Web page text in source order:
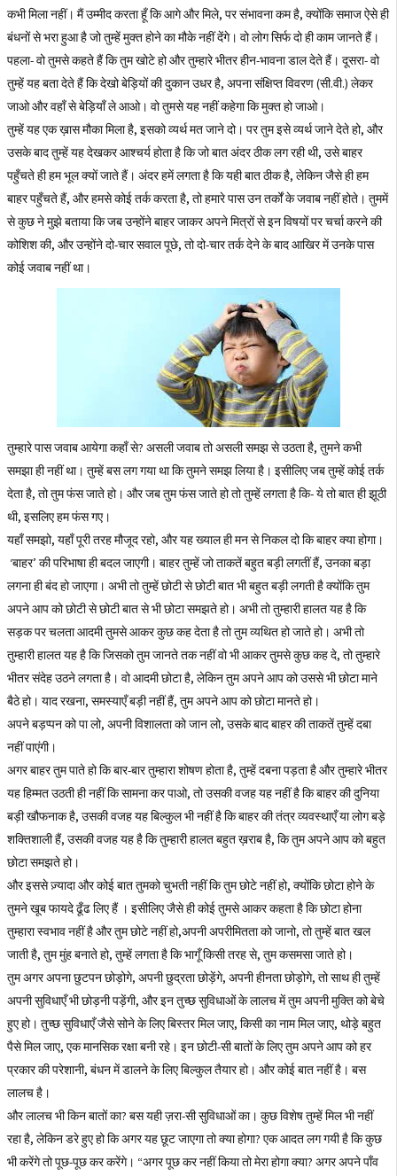
कभी मिला नहीं। मैं उम्मीद करता हूँ कि आगे और मिले, पर संभावना कम है, क्योंकि समाज ऐसे ही
बंधनों से भरा हुआ है जो तुम्हें मुक्त होने का मौके नहीं देंगे। वो लोग सिर्फ दो ही काम जानते हैं।
पहला- वो तुमसे कहते हैं कि तुम खोटे हो और तुम्हारे भीतर हीन-भावना डाल देते हैं। दूसरा- वो
तुम्हें यह बता देते हैं कि देखो बेड़ियों की दुकान उधर है, अपना संक्षिप्त विवरण (सी.वी.) लेकर
जाओ और वहाँ से बेड़ियाँ ले आओ। वो तुमसे यह नहीं कहेगा कि मुक्त हो जाओ।
तुम्हें यह एक ख़ास मौका मिला है, इसको व्यर्थ मत जाने दो। पर तुम इसे व्यर्थ जाने देते हो, और
उसके बाद तुम्हें यह देखकर आश्चर्य होता है कि जो बात अंदर ठीक लग रही थी, उसे बाहर
पहुँचते ही हम भूल क्यों जाते हैं। अंदर हमें लगता है कि यही बात ठीक है, लेकिन जैसे ही हम
बाहर पहुँचते हैं, और हमसे कोई तर्क करता है, तो हमारे पास उन तर्कों के जवाब नहीं होते। तुममें
से कुछ ने मुझे बताया कि जब उन्होंने बाहर जाकर अपने मित्रों से इन विषयों पर चर्चा करने की
कोशिश की, और उन्होंने दो-चार सवाल पूछे, तो दो-चार तर्क देने के बाद आखिर में उनके पास
कोई जवाब नहीं था।
तुम्हारे पास जवाब आयेगा कहाँ से? असली जवाब तो असली समझ से उठता है, तुमने कभी
समझा ही नहीं था। तुम्हें बस लग गया था कि तुमने समझ लिया है। इसीलिए जब तुम्हें कोई तर्क
देता है, तो तुम फंस जाते हो। और जब तुम फंस जाते हो तो तुम्हें लगता है कि- ये तो बात ही झूठी
थी, इसलिए हम फंस गए।
यहाँ समझो, यहाँ पूरी तरह मौजूद रहो, और यह ख्याल ही मन से निकल दो कि बाहर क्या होगा।
‘बाहर’ की परिभाषा ही बदल जाएगी। बाहर तुम्हें जो ताकतें बहुत बड़ी लगतीं हैं, उनका बड़ा
लगना ही बंद हो जाएगा। अभी तो तुम्हें छोटी से छोटी बात भी बहुत बड़ी लगती है क्योंकि तुम
अपने आप को छोटी से छोटी बात से भी छोटा समझते हो। अभी तो तुम्हारी हालत यह है कि
सड़क पर चलता आदमी तुमसे आकर कुछ कह देता है तो तुम व्यथित हो जाते हो। अभी तो
तुम्हारी हालत यह है कि जिसको तुम जानते तक नहीं वो भी आकर तुमसे कुछ कह दे, तो तुम्हारे
भीतर संदेह उठने लगता है। वो आदमी छोटा है, लेकिन तुम अपने आप को उससे भी छोटा माने
बैठे हो। याद रखना, समस्याएँ बड़ी नहीं हैं, तुम अपने आप को छोटा मानते हो।
अपने बड़प्पन को पा लो, अपनी विशालता को जान लो, उसके बाद बाहर की ताकतें तुम्हें दबा
नहीं पाएंगी।
अगर बाहर तुम पाते हो कि बार-बार तुम्हारा शोषण होता है, तुम्हें दबना पड़ता है और तुम्हारे भीतर
यह हिम्मत उठती ही नहीं कि सामना कर पाओ, तो उसकी वजह यह नहीं है कि बाहर की दुनिया
बड़ी खौफनाक है, उसकी वजह यह बिल्कुल भी नहीं है कि बाहर की तंत्र व्यवस्थाएँ या लोग बड़े
शक्तिशाली हैं, उसकी वजह यह है कि तुम्हारी हालत बहुत ख़राब है, कि तुम अपने आप को बहुत
छोटा समझते हो।
और इससे ज़्यादा और कोई बात तुमको चुभती नहीं कि तुम छोटे नहीं हो, क्योंकि छोटा होने के
तुमने खूब फायदे ढूँढ लिए हैं । इसीलिए जैसे ही कोई तुमसे आकर कहता है कि छोटा होना
तुम्हारा स्वभाव नहीं है और तुम छोटे नहीं हो,अपनी अपरीमितता को जानो, तो तुम्हें बात खल
जाती है, तुम मुंह बनाते हो, तुम्हें लगता है कि भागूँ किसी तरह से, तुम कसमसा जाते हो।
तुम अगर अपना छुटपन छोड़ोगे, अपनी छुद्रता छोड़ेंगे, अपनी हीनता छोड़ोगे, तो साथ ही तुम्हें
अपनी सुविधाएँ भी छोड़नी पड़ेंगी, और इन तुच्छ सुविधाओं के लालच में तुम अपनी मुक्ति को बेचे
हुए हो। तुच्छ सुविधाएँ जैसे सोने के लिए बिस्तर मिल जाए, किसी का नाम मिल जाए, थोड़े बहुत
पैसे मिल जाए, एक मानसिक रक्षा बनी रहे। इन छोटी-सी बातों के लिए तुम अपने आप को हर
प्रकार की परेशानी, बंधन में डालने के लिए बिल्कुल तैयार हो। और कोई बात नहीं है। बस
लालच है।
और लालच भी किन बातों का? बस यही ज़रा-सी सुविधाओं का। कुछ विशेष तुम्हें मिल भी नहीं
रहा है, लेकिन डरे हुए हो कि अगर यह छूट जाएगा तो क्या होगा? एक आदत लग गयी है कि कुछ
भी करेंगे तो पूछ-पूछ कर करेंगे। “अगर पूछ कर नहीं किया तो मेरा होगा क्या? अगर अपने पाँव